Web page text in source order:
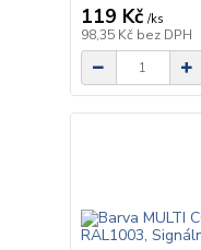
119 Kč /ks
98,35 Kč bez DPH